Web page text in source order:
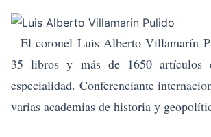
El coronel Luis Alberto Villamarín
35 libros y más de 1650 artículos
especialidad. Conferenciante
varias academias de historia y